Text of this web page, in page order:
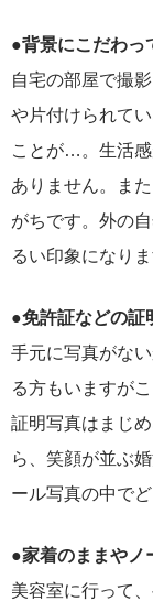
●背景にこだわっ
自宅の部屋で撮
や片付けられて
ことが…。生活
ありません。ま
がちです。外の
るい印象になりま
●免許証などの証
手元に写真がな
る方もいますが
証明写真はまじ
ら、笑顔が並ぶ
ール写真の中で
●家着のままやノ
美容室に行って